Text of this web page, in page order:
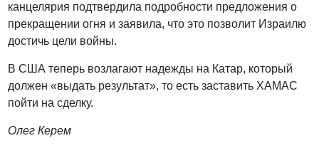
канцелярия подтвердила подробности предложения о
прекращении огня и заявила, что это позволит Израилю
достичь цели войны.
В США теперь возлагают надежды на Катар, который
должен «выдать результат», то есть заставить ХАМАС
пойти на сделку.
Олег Керем